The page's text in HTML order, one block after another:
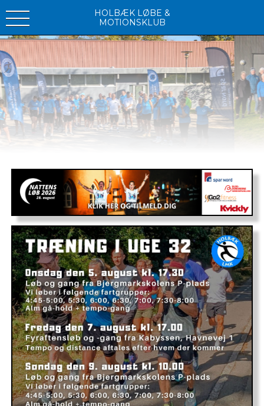
HOLBÆK LØBE &
MOTIONSKLUB